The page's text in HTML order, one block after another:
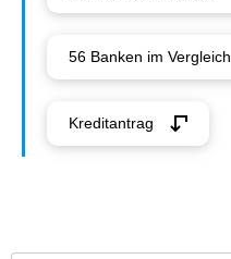
56 Banken im Vergleich
Kreditantrag